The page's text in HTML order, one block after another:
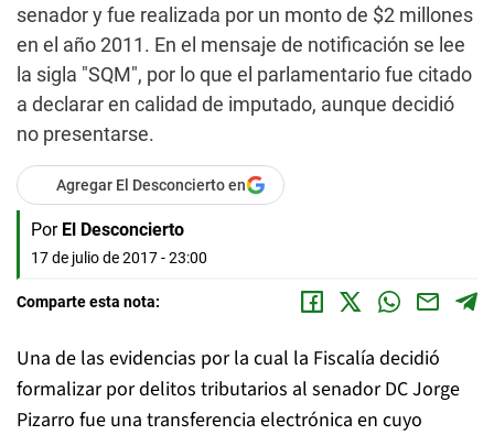
senador y fue realizada por un monto de $2 millones
en el año 2011. En el mensaje de notificación se lee
la sigla "SQM", por lo que el parlamentario fue citado
a declarar en calidad de imputado, aunque decidió
no presentarse.
Agregar El Desconcierto en
Por El Desconcierto
17 de julio de 2017 - 23:00
Comparte esta nota:
Una de las evidencias por la cual la Fiscalía decidió
formalizar por delitos tributarios al senador DC Jorge
Pizarro fue una transferencia electrónica en cuyo